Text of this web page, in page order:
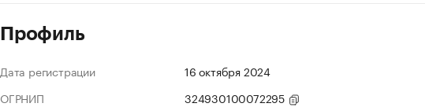
Профиль
Дата регистрации
16 октября 2024
ОГРНИП
324930100072295